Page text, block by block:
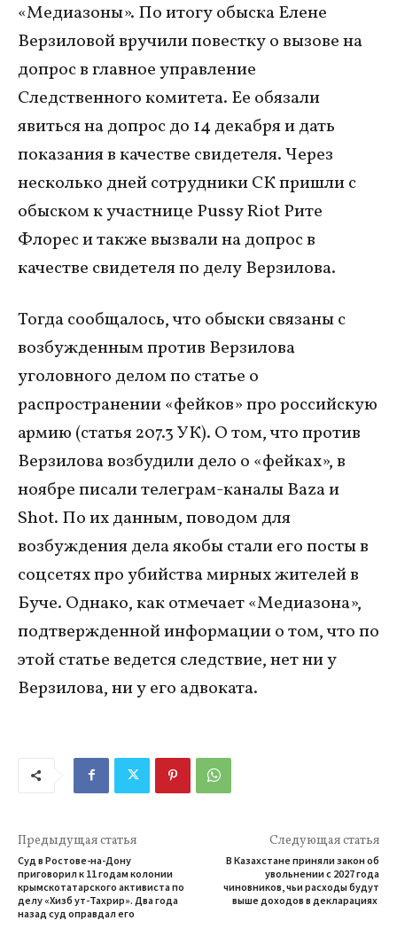
«Медиазоны». По итогу обыска Елене
Верзиловой вручили повестку о вызове на
допрос в главное управление
Следственного комитета. Ее обязали
явиться на допрос до 14 декабря и дать
показания в качестве свидетеля. Через
несколько дней сотрудники СК пришли с
обыском к участнице Pussy Riot Рите
Флорес и также вызвали на допрос в
качестве свидетеля по делу Верзилова.
Тогда сообщалось, что обыски связаны с
возбужденным против Верзилова
уголовного делом по статье о
распространении «фейков» про российскую
армию (статья 207.3 УК). О том, что против
Верзилова возбудили дело о «фейках», в
ноябре писали телеграм-каналы Baza и
Shot. По их данным, поводом для
возбуждения дела якобы стали его посты в
соцсетях про убийства мирных жителей в
Буче. Однако, как отмечает «Медиазона»,
подтвержденной информации о том, что по
этой статье ведется следствие, нет ни у
Верзилова, ни у его адвоката.
Предыдущая статья
Суд в Ростове-на-Дону
приговорил к 11 годам колонии
крымскотатарского активиста по
делу «Хизб ут-Тахрир». Два года
назад суд оправдал его
Следующая статья
В Казахстане приняли закон об
увольнении с 2027 года
чиновников, чьи расходы будут
выше доходов в декларациях